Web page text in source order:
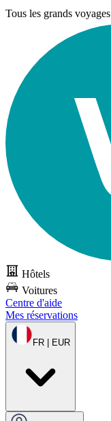
Tous les grands
Hôtels
Voitures
Centre d'aide
Mes réservations
FR | EUR